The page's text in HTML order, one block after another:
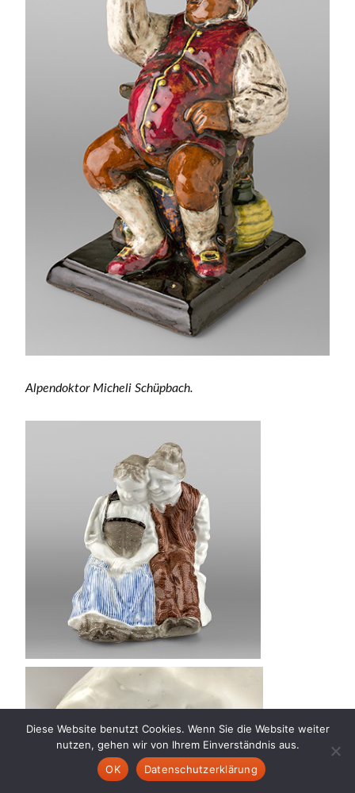
Alpendoktor Micheli Schüpbach.
Diese Website benutzt Cookies. Wenn Sie die Website weiter
nutzen, gehen wir von Ihrem Einverständnis aus.
OK
Datenschutzerklärung